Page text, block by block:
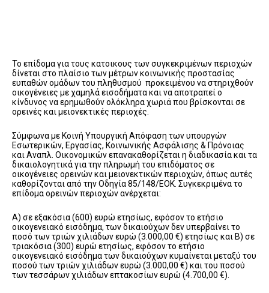
Το επίδομα για τους κατοικους των συγκεκριμένων περιοχών
δίνεται στο πλαίσιο των μέτρων κοινωνικής προστασίας
ευπαθών ομάδων του πληθυσμού προκειμένου να στηριχθούν
οικογένειες με χαμηλά εισοδήματα και να αποτραπεί ο
κίνδυνος να ερημωθούν ολόκληρα χωριά που βρίσκονται σε
ορεινές και μειονεκτικές περιοχές.
Σύμφωνα με Κοινή Υπουργική Απόφαση των υπουργών
Εσωτερικών, Εργασίας, Κοινωνικής Ασφάλισης & Πρόνοιας
και Αναπλ. Οικονομικών επανακαθορίζεται η διαδικασία και τα
δικαιολογητικά για την πληρωμή του επιδόματος σε
οικογένειες ορεινών και μειονεκτικών περιοχών, όπως αυτές
καθορίζονται από την Οδηγία 85/148/ΕΟΚ. Συγκεκριμένα το
επίδομα ορεινών περιοχών ανέρχεται:
Α) σε εξακόσια (600) ευρώ ετησίως, εφόσον το ετήσιο
οικογενειακό εισόδημα, των δικαιούχων δεν υπερβαίνει το
ποσό των τριών χιλιάδων ευρώ (3.000,00 €) ετησίως και Β) σε
τριακόσια (300) ευρώ ετησίως, εφόσον το ετήσιο
οικογενειακό εισόδημα των δικαιούχων κυμαίνεται μεταξύ του
ποσού των τριών χιλιάδων ευρώ (3.000,00 €) και του ποσού
των τεσσάρων χιλιάδων επτακοσίων ευρώ (4.700,00 €).